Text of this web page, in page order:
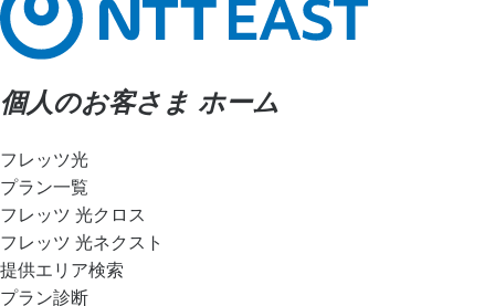
個人のお客さま ホーム
フレッツ光
プラン一覧
フレッツ 光クロス
フレッツ 光ネクスト
提供エリア検索
プラン診断